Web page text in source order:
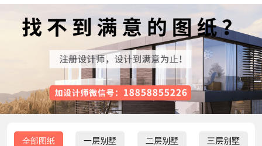
全部图纸 一层别墅 二层别墅 三层别墅